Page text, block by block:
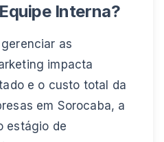
Interna?
as
impacta
e o custo total da
em Sorocaba, a
estágio de